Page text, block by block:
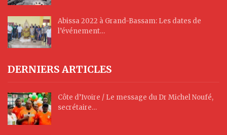
Abissa 2022 à Grand-Bassam: Les dates de
l’événement…
DERNIERS ARTICLES
Côte d’Ivoire / Le message du Dr Michel Noufé,
secrétaire…